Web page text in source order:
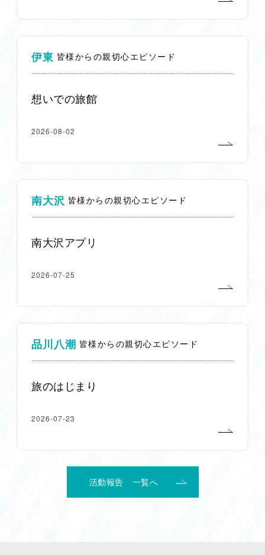
伊東 皆様からの親切心エピソード
想いでの旅館
2026-08-02
南大沢 皆様からの親切心エピソード
南大沢アプリ
2026-07-25
品川八潮 皆様からの親切心エピソード
旅のはじまり
2026-07-23
活動報告 一覧へ